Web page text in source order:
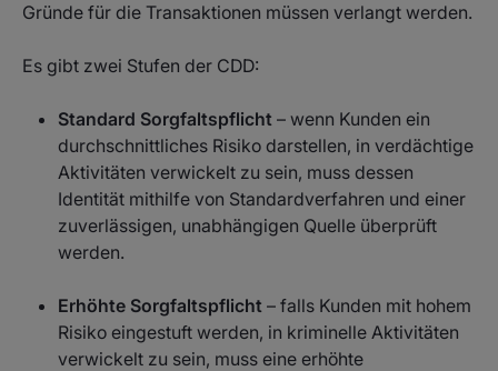
Gründe für die Transaktionen müssen verlangt werden.
Es gibt zwei Stufen der CDD:
Standard Sorgfaltspflicht – wenn Kunden ein
durchschnittliches Risiko darstellen, in verdächtige
Aktivitäten verwickelt zu sein, muss dessen
Identität mithilfe von Standardverfahren und einer
zuverlässigen, unabhängigen Quelle überprüft
werden.
Erhöhte Sorgfaltspflicht – falls Kunden mit hohem
Risiko eingestuft werden, in kriminelle Aktivitäten
verwickelt zu sein, muss eine erhöhte